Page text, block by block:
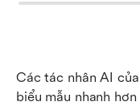
Các tác nhân AI
biểu mẫu nhanh